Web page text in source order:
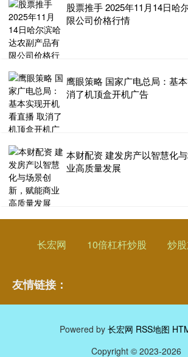
股票推手 2025年11月14日哈
限公司价格行情
鹰眼策略 国家广电总局：基
消了机顶盒开机广告
本财配资 建发房产以智慧化
业高质量发展
长宏网 10倍杠杆炒股 炒
友情链接：
Powered by 长宏网 RSS地图
Copyright © 2023-2026